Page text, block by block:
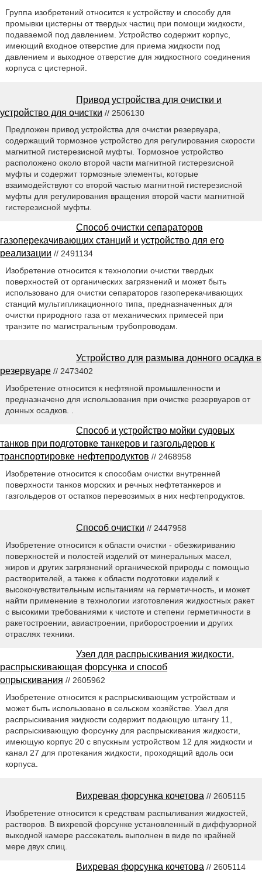
Группа изобретений относится к устройству и способу для
промывки цистерны от твердых частиц при помощи жидкости,
подаваемой под давлением. Устройство содержит корпус,
имеющий входное отверстие для приема жидкости под
давлением и выходное отверстие для жидкостного соединения
корпуса с цистерной.
Привод устройства для очистки и
устройство для очистки // 2506130
Предложен привод устройства для очистки резервуара,
содержащий тормозное устройство для регулирования скорости
магнитной гистерезисной муфты. Тормозное устройство
расположено около второй части магнитной гистерезисной
муфты и содержит тормозные элементы, которые
взаимодействуют со второй частью магнитной гистерезисной
муфты для регулирования вращения второй части магнитной
гистерезисной муфты.
Способ очистки сепараторов
газоперекачивающих станций и устройство для его
реализации // 2491134
Изобретение относится к технологии очистки твердых
поверхностей от органических загрязнений и может быть
использовано для очистки сепараторов газоперекачивающих
станций мультипликационного типа, предназначенных для
очистки природного газа от механических примесей при
транзите по магистральным трубопроводам.
Устройство для размыва донного осадка в
резервуаре // 2473402
Изобретение относится к нефтяной промышленности и
предназначено для использования при очистке резервуаров от
донных осадков. .
Способ и устройство мойки судовых
танков при подготовке танкеров и газгольдеров к
транспортировке нефтепродуктов // 2468958
Изобретение относится к способам очистки внутренней
поверхности танков морских и речных нефтетанкеров и
газгольдеров от остатков перевозимых в них нефтепродуктов.
Способ очистки // 2447958
Изобретение относится к области очистки - обезжириванию
поверхностей и полостей изделий от минеральных масел,
жиров и других загрязнений органической природы с помощью
растворителей, а также к области подготовки изделий к
высокочувствительным испытаниям на герметичность, и может
найти применение в технологии изготовления жидкостных ракет
с высокими требованиями к чистоте и степени герметичности в
ракетостроении, авиастроении, приборостроении и других
отраслях техники.
Узел для распрыскивания жидкости,
распрыскивающая форсунка и способ
опрыскивания // 2605962
Изобретение относится к распрыскивающим устройствам и
может быть использовано в сельском хозяйстве. Узел для
распрыскивания жидкости содержит подающую штангу 11,
распрыскивающую форсунку для распрыскивания жидкости,
имеющую корпус 20 с впускным устройством 12 для жидкости и
канал 27 для протекания жидкости, проходящий вдоль оси
корпуса.
Вихревая форсунка кочетова // 2605115
Изобретение относится к средствам распыливания жидкостей,
растворов. В вихревой форсунке установленный в диффузорной
выходной камере рассекатель выполнен в виде по крайней
мере двух спиц.
Вихревая форсунка кочетова // 2605114